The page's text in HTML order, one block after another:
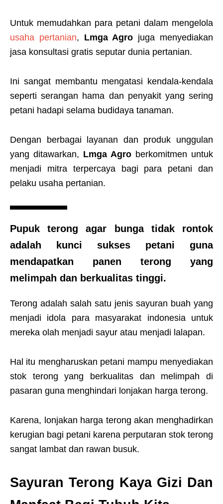
Untuk memudahkan para petani dalam mengelola
usaha pertanian, Lmga Agro juga menyediakan
jasa konsultasi gratis seputar dunia pertanian.
Ini sangat membantu mengatasi kendala-kendala
seperti serangan hama dan penyakit yang sering
petani hadapi selama budidaya tanaman.
Dengan berbagai layanan dan produk unggulan
yang ditawarkan, Lmga Agro berkomitmen untuk
menjadi mitra terpercaya bagi para petani dan
pelaku usaha pertanian.
Pupuk terong agar bunga tidak rontok
adalah kunci sukses petani guna
mendapatkan panen terong yang
melimpah dan berkualitas tinggi.
Terong adalah salah satu jenis sayuran buah yang
menjadi idola para masyarakat indonesia untuk
mereka olah menjadi sayur atau menjadi lalapan.
Hal itu mengharuskan petani mampu menyediakan
stok terong yang berkualitas dan melimpah di
pasaran guna menghindari lonjakan harga terong.
Karena, lonjakan harga terong akan menghadirkan
kerugian bagi petani karena perputaran stok terong
sangat lambat dan rawan busuk.
Sayuran Terong Kaya Gizi Dan